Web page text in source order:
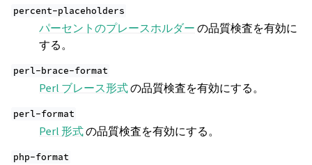
percent-placeholders
パーセントのプレースホルダーの品質検査を有効に
する。
perl-brace-format
Perl ブレース形式の品質検査を有効にする。
perl-format
Perl 形式の品質検査を有効にする。
php-format